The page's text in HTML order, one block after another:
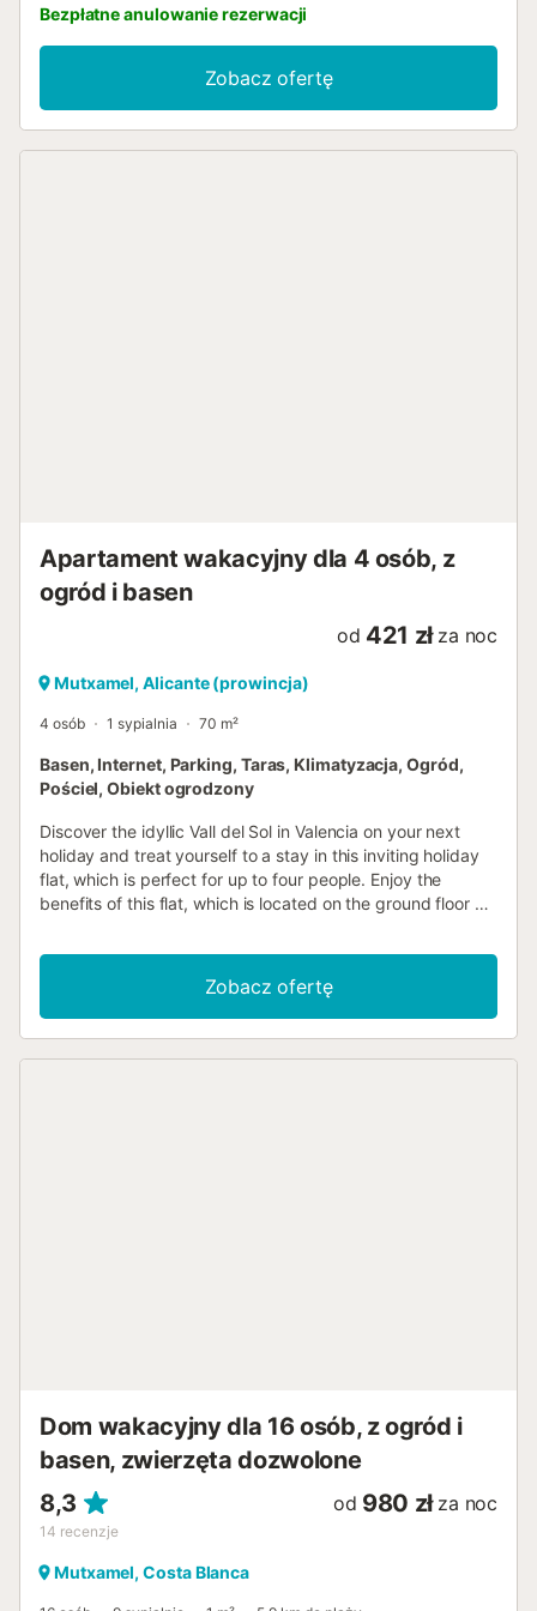
Bezpłatne anulowanie rezerwacji
Zobacz ofertę
Apartament wakacyjny dla 4 osób, z
ogród i basen
od 421 zł za noc
Mutxamel, Alicante (prowincja)
4 osób 1 sypialnia 70 m²
Basen, Internet, Parking, Taras, Klimatyzacja, Ogród,
Pościel, Obiekt ogrodzony
Discover the idyllic Vall del Sol in Valencia on your next
holiday and treat yourself to a stay in this inviting holiday
flat, which is perfect for up to four people. Enjoy the
benefits of this flat, which is located on the ground floor of
opportunity to bring your medium-sized four-legged friend
with you. The property promises an unforgettable stay
where comfort and relaxation are paramount.Inside the
holiday flat you will find everything you need for a pleasant
Zobacz ofertę
Dom wakacyjny dla 16 osób, z ogród i
basen, zwierzęta dozwolone
8,3
14 recenzje
od 980 zł za noc
Mutxamel, Costa Blanca